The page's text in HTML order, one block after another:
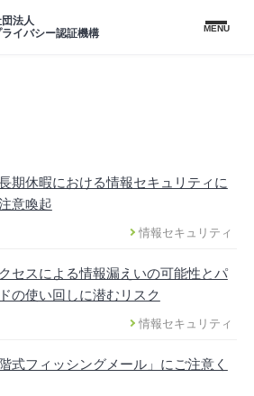
法人
ライバシー認証機構
MENU
期休暇における情報セキュリティに
意喚起
情報セキュリティ
セスによる情報漏えいの可能性とパ
の使い回しに潜むリスク
情報セキュリティ
階式フィッシングメール」にご注意く